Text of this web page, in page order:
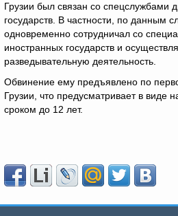
Грузии был связан со спецслужбами
государств. В частности, по данным
одновременно сотрудничал со
иностранных государств и
разведывательную деятельность.
Обвинение ему предъявлено по
Грузии, что предусматривает в виде
сроком до 12 лет.